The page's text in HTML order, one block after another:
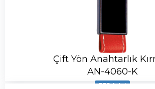
Çift Yön Anahtarlık
AN-4060-K
335 Adet